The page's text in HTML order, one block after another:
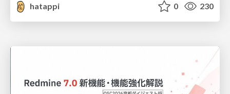
hatappi
0 230